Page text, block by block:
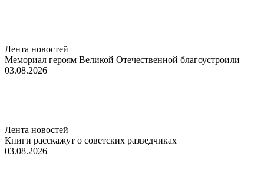
Лента новостей
Мемориал героям Великой Отечественной благоустроили
03.08.2026
Лента новостей
Книги расскажут о советских разведчиках
03.08.2026